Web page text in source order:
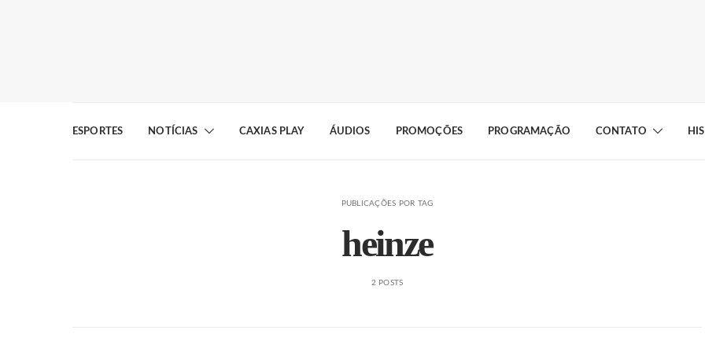
ESPORTES NOTÍCIAS CAXIAS PLAY ÁUDIOS PROMOÇÕES PROGRAMAÇÃO CONTATO
PUBLICAÇÕES POR TAG
heinze
2 POSTS